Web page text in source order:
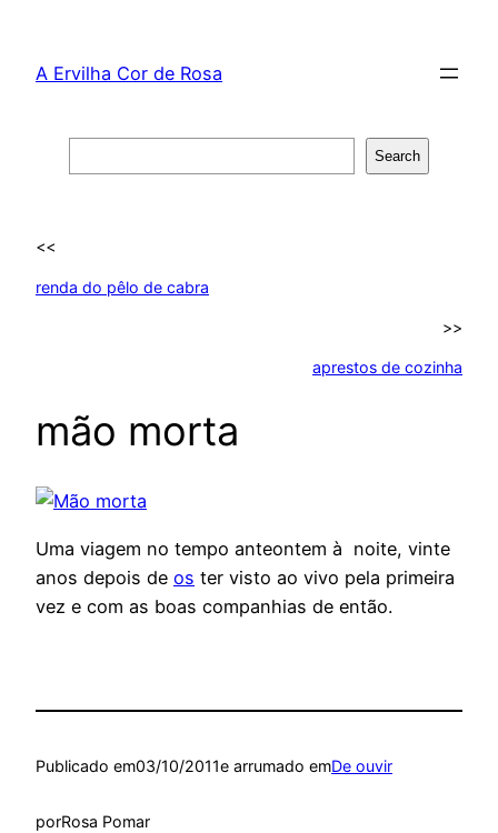
content
A Ervilha Cor de Rosa
Search
<<
renda do pêlo de cabra
>>
aprestos de cozinha
mão morta
Uma viagem no tempo anteontem à noite, vinte
anos depois de os ter visto ao vivo pela primeira
vez e com as boas companhias de então.
Publicado em03/10/2011e arrumado emDe ouvir
porRosa Pomar